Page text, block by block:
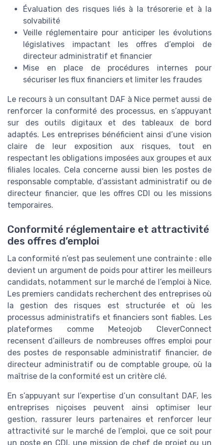
Évaluation des risques liés à la trésorerie et à la
solvabilité
Veille réglementaire pour anticiper les évolutions
législatives impactant les offres d’emploi de
directeur administratif et financier
Mise en place de procédures internes pour
sécuriser les flux financiers et limiter les fraudes
Le recours à un consultant DAF à Nice permet aussi de
renforcer la conformité des processus, en s’appuyant
sur des outils digitaux et des tableaux de bord
adaptés. Les entreprises bénéficient ainsi d’une vision
claire de leur exposition aux risques, tout en
respectant les obligations imposées aux groupes et aux
filiales locales. Cela concerne aussi bien les postes de
responsable comptable, d’assistant administratif ou de
directeur financier, que les offres CDI ou les missions
temporaires.
Conformité réglementaire et attractivité
des offres d’emploi
La conformité n’est pas seulement une contrainte : elle
devient un argument de poids pour attirer les meilleurs
candidats, notamment sur le marché de l’emploi à Nice.
Les premiers candidats recherchent des entreprises où
la gestion des risques est structurée et où les
processus administratifs et financiers sont fiables. Les
plateformes comme Meteojob CleverConnect
recensent d’ailleurs de nombreuses offres emploi pour
des postes de responsable administratif financier, de
directeur administratif ou de comptable groupe, où la
maîtrise de la conformité est un critère clé.
En s’appuyant sur l’expertise d’un consultant DAF, les
entreprises niçoises peuvent ainsi optimiser leur
gestion, rassurer leurs partenaires et renforcer leur
attractivité sur le marché de l’emploi, que ce soit pour
un poste en CDI, une mission de chef de projet ou un